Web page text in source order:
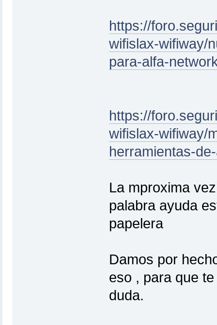
https://
wifislax-wifiway/
para-alfa-
https://
wifislax-wifiway/
herramientas-
La mproxima
palabra ayuda
papelera
Damos por
eso , para que
duda.